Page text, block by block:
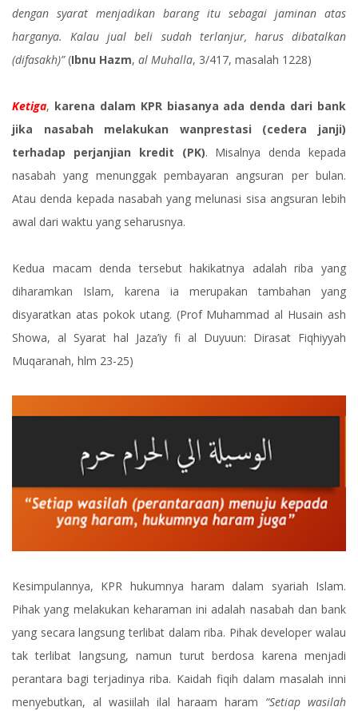
dengan syarat menjadikan barang itu sebagai jaminan atas
harganya. Kalau jual beli sudah terlanjur, harus dibatalkan
(difasakh)”(Ibnu Hazm, al Muhalla, 3/417, masalah 1228)
Ketiga, karena dalam KPR biasanya ada denda dari bank
jika nasabah melakukan wanprestasi (cedera janji)
terhadap perjanjian kredit (PK). Misalnya denda kepada
nasabah yang menunggak pembayaran angsuran per bulan.
Atau denda kepada nasabah yang melunasi sisa angsuran lebih
awal dari waktu yang seharusnya.
Kedua macam denda tersebut hakikatnya adalah riba yang
diharamkan Islam, karena ia merupakan tambahan yang
disyaratkan atas pokok utang. (Prof Muhammad al Husain ash
Showa, al Syarat hal Jaza’iy fi al Duyuun: Dirasat Fiqhiyyah
Muqaranah, hlm 23-25)
Kesimpulannya, KPR hukumnya haram dalam syariah Islam.
Pihak yang melakukan keharaman ini adalah nasabah dan bank
yang secara langsung terlibat dalam riba. Pihak developer walau
tak terlibat langsung, namun turut berdosa karena menjadi
perantara bagi terjadinya riba. Kaidah fiqih dalam masalah inni
menyebutkan, al wasiilah ilal haraam haram “Setiap wasilah